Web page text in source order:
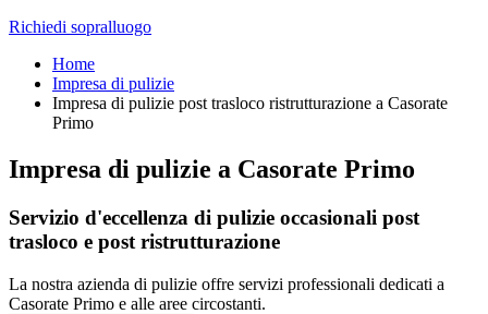
Richiedi sopralluogo
Home
Impresa di pulizie
Impresa di pulizie post trasloco ristrutturazione a Casorate
Primo
Impresa di pulizie a Casorate Primo
Servizio d'eccellenza di pulizie occasionali post
trasloco e post ristrutturazione
La nostra azienda di pulizie offre servizi professionali dedicati a
Casorate Primo e alle aree circostanti.